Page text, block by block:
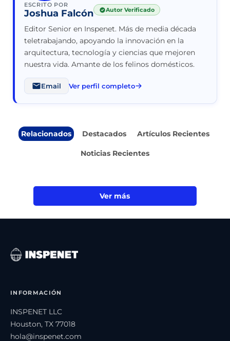
ESCRITO POR
Joshua Falcón Autor Verificado
Editor Senior en Inspenet. Más de media década
teletrabajando, apoyando la innovación en la
arquitectura, tecnología y ciencias que mejoren
nuestra vida. Amante de los felinos domésticos.
Email Ver perfil completo
Relacionados Destacados Artículos Recientes
Noticias Recientes
Ver más
INFORMACIÓN
INSPENET LLC
Houston, TX 77018
hola@inspenet.com